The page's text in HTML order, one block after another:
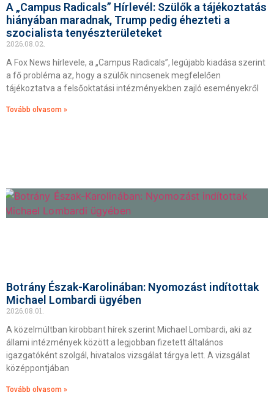
A „Campus Radicals” Hírlevél: Szülők a tájékoztatás
hiányában maradnak, Trump pedig éhezteti a
szocialista tenyészterületeket
2026.08.02.
A Fox News hírlevele, a „Campus Radicals”, legújabb kiadása szerint
a fő probléma az, hogy a szülők nincsenek megfelelően
tájékoztatva a felsőoktatási intézményekben zajló eseményekről
Tovább olvasom »
Botrány Észak-Karolinában: Nyomozást indítottak
Michael Lombardi ügyében
2026.08.01.
A közelmúltban kirobbant hírek szerint Michael Lombardi, aki az
állami intézmények között a legjobban fizetett általános
igazgatóként szolgál, hivatalos vizsgálat tárgya lett. A vizsgálat
középpontjában
Tovább olvasom »